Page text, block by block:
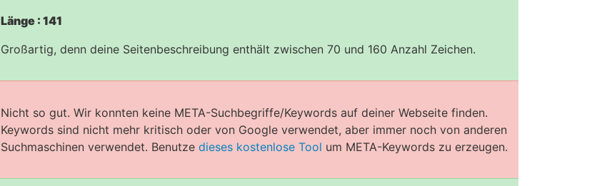
Länge : 141
Großartig, denn deine Seitenbeschreibung enthält zwischen 70 und 160 Anzahl Zeichen.
Nicht so gut. Wir konnten keine META-Suchbegriffe/Keywords auf deiner Webseite finden.
Keywords sind nicht mehr kritisch oder von Google verwendet, aber immer noch von anderen
Suchmaschinen verwendet. Benutze dieses kostenlose Tool um META-Keywords zu erzeugen.